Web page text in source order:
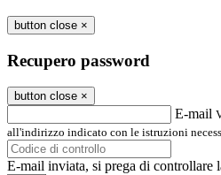
button close ×
Recupero password
button close ×
E-mail
all'indirizzo indicato con le istruzioni
E-mail inviata, si prega di controllare